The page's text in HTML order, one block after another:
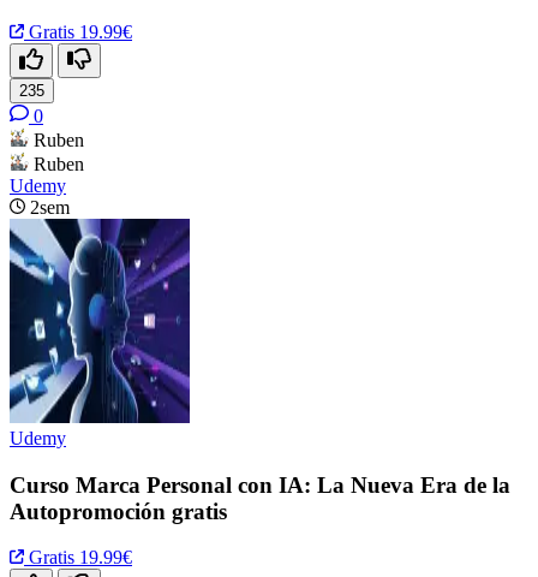
Gratis 19.99€
235
0
Ruben
Ruben
Udemy
2sem
Udemy
Curso Marca Personal con IA: La Nueva Era de la
Autopromoción gratis
Gratis 19.99€